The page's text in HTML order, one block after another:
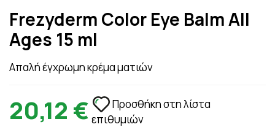
Frezyderm Color Eye Balm All
Ages 15 ml
Απαλή έγχρωμη κρέμα ματιών
20,12 €
Προσθήκη στη λίστα
επιθυμιών